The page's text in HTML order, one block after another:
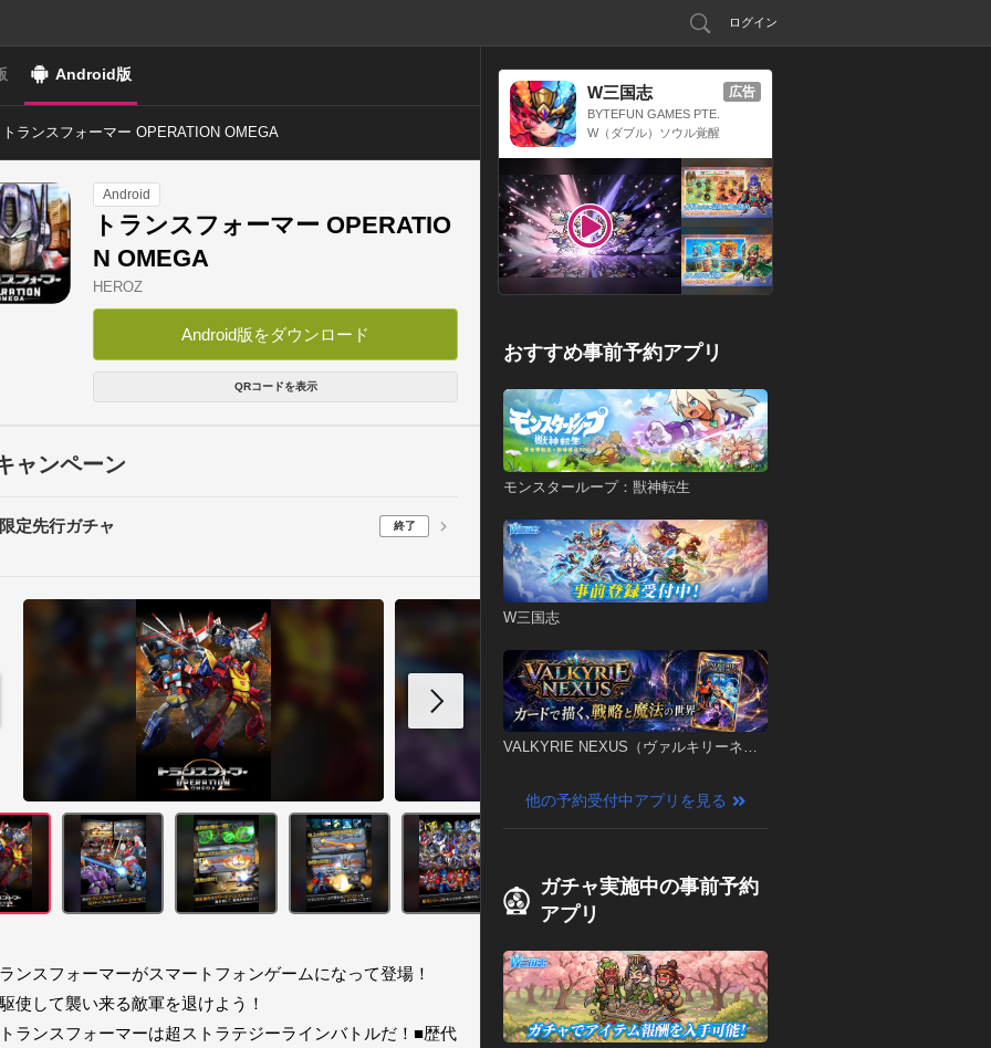
ログイン
Android版
トランスフォーマー OPERATION OMEGA
Android
トランスフォーマー OPERATIO
N OMEGA
HEROZ
Android版をダウンロード
QRコードを表示
ャンペーン
定先行ガチャ 終了
ンスフォーマーがスマートフォンゲームになって登場！
使して襲い来る敵軍を退けよう！
ランスフォーマーは超ストラテジーラインバトルだ！■歴代
W三国志
BYTEFUN GAMES PTE.
LTD.
W（ダブル）ソウル覚醒
広告
おすすめ事前予約アプリ
モンスターループ：獣神転生
W三国志
VALKYRIE NEXUS（ヴァルキリーネク
他の予約受付中アプリを見る
ガチャ実施中の事前予約
アプリ